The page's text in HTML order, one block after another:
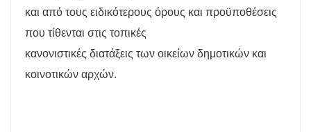
και από τους ειδικότερους όρους και προϋποθέσεις
που τίθενται στις τοπικές
κανονιστικές διατάξεις των οικείων δημοτικών και
κοινοτικών αρχών.